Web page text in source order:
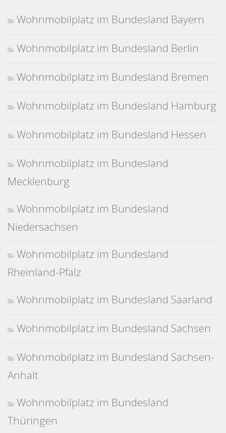
Wohnmobilplatz im Bundesland Bayern
Wohnmobilplatz im Bundesland Berlin
Wohnmobilplatz im Bundesland Bremen
Wohnmobilplatz im Bundesland Hamburg
Wohnmobilplatz im Bundesland Hessen
Wohnmobilplatz im Bundesland
Mecklenburg
Wohnmobilplatz im Bundesland
Niedersachsen
Wohnmobilplatz im Bundesland
Rheinland-Pfalz
Wohnmobilplatz im Bundesland Saarland
Wohnmobilplatz im Bundesland Sachsen
Wohnmobilplatz im Bundesland Sachsen-
Anhalt
Wohnmobilplatz im Bundesland
Thüringen